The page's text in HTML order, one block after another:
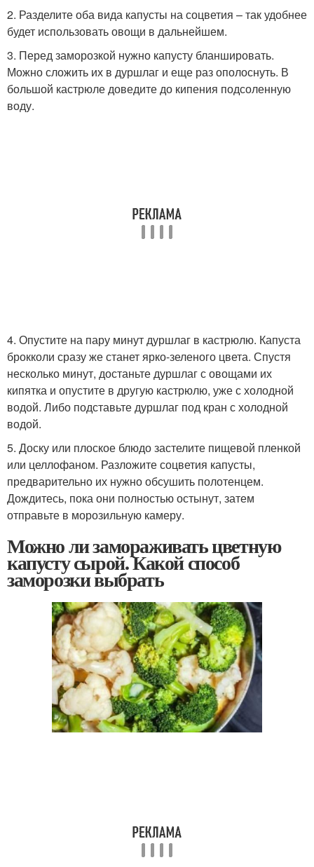
2. Разделите оба вида капусты на соцветия – так удобнее
будет использовать овощи в дальнейшем.
3. Перед заморозкой нужно капусту бланшировать.
Можно сложить их в дуршлаг и еще раз ополоснуть. В
большой кастрюле доведите до кипения подсоленную
воду.
4. Опустите на пару минут дуршлаг в кастрюлю. Капуста
брокколи сразу же станет ярко-зеленого цвета. Спустя
несколько минут, достаньте дуршлаг с овощами их
кипятка и опустите в другую кастрюлю, уже с холодной
водой. Либо подставьте дуршлаг под кран с холодной
водой.
5. Доску или плоское блюдо застелите пищевой пленкой
или целлофаном. Разложите соцветия капусты,
предварительно их нужно обсушить полотенцем.
Дождитесь, пока они полностью остынут, затем
отправьте в морозильную камеру.
Можно ли замораживать цветную
капусту сырой. Какой способ
заморозки выбрать